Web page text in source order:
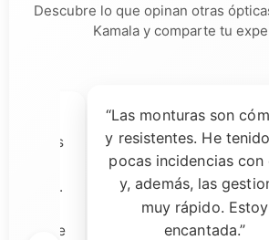
Descubre lo que opinan otras
Kamala y comparte tu
las
calidad.
fue
“Las monturas son
y resistentes. He
pocas incidencias con
y, además, las
muy rápido. Estoy
encantada.”